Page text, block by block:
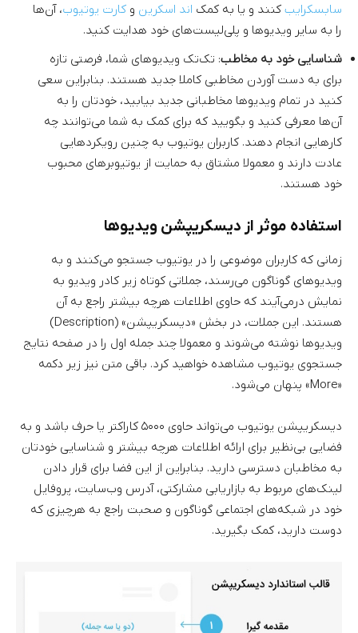
سابسکرایب کنند و یا به کمک اند اسکرین و کارت یوتیوب، آن‌ها
را به سایر ویدیوها و پلی‌لیست‌های خود هدایت کنید.
شناسایی خود به مخاطب: تک‌تک ویدیوهای شما، فرصتی تازه
برای به دست آوردن مخاطبی کاملا جدید هستند. بنابراین سعی
کنید در تمام ویدیوها مخاطبانی جدید بیابید، خودتان را به
آن‌ها معرفی کنید و بگویید که برای کمک به شما می‌توانند چه
کارهایی انجام دهند. کاربران یوتیوب به چنین رویکردهایی
عادت دارند و معمولا مشتاق به حمایت از یوتیوبرهای محبوب
خود هستند.
استفاده موثر از دیسکریپشن ویدیوها
زمانی که کاربران موضوعی را در یوتیوب جستجو می‌کنند و به
ویدیوهای گوناگون می‌رسند، جملاتی کوتاه زیر کادر ویدیو به
نمایش درمی‌آیند که حاوی اطلاعات هرچه بیشتر راجع به آن
هستند. این جملات، در بخش «دیسکریپشن» (Description)
ویدیوها نوشته می‌شوند و معمولا چند جمله اول را در صفحه نتایج
جستجوی یوتیوب مشاهده خواهید کرد. باقی متن نیز زیر دکمه
«More» پنهان می‌شود.
دیسکریپشن یوتیوب می‌تواند حاوی ۵۰۰۰ کاراکتر یا حرف باشد و به
فضایی بی‌نظیر برای ارائه اطلاعات هرچه بیشتر و شناسایی خودتان
به مخاطبان دسترسی دارید. بنابراین از این فضا برای قرار دادن
لینک‌های مربوط به بازاریابی مشارکتی، آدرس وب‌سایت، پروفایل
خود در شبکه‌های اجتماعی گوناگون و صحبت راجع به هرچیزی که
دوست دارید، کمک بگیرید.